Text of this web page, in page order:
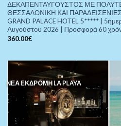
ΔΕΚΑΠΕΝΤΑΥΓΟΥΣΤΟΣ ΜΕ
ΘΕΣΣΑΛΟΝΙΚΗ ΚΑΙ
GRAND PALACE HOTEL 5***** |
Αυγούστου 2026 | Προσφορά 60
360.00€
ΝΕΑ ΕΚΔΡΟΜΗ LA PLAYA